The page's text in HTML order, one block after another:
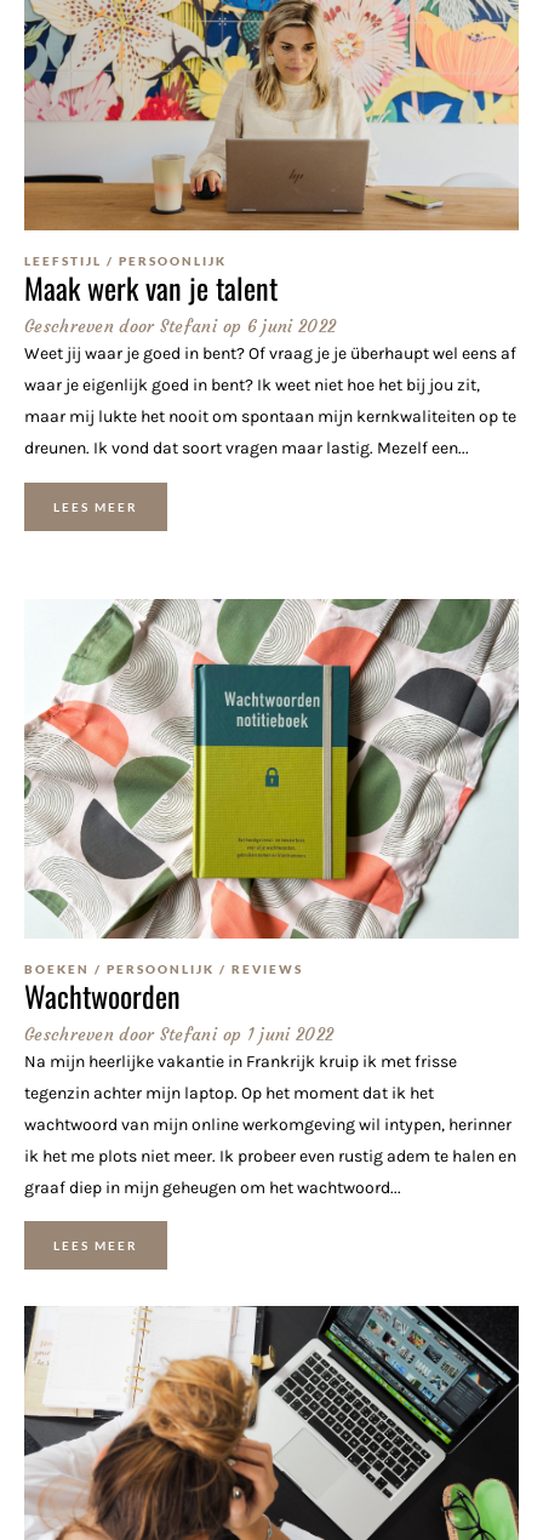
LEEFSTIJL / PERSOONLIJK
Maak werk van je talent
Geschreven doorStefani op 6 juni 2022
Weet jij waar je goed in bent? Of vraag je je überhaupt wel eens af
waar je eigenlijk goed in bent? Ik weet niet hoe het bij jou zit,
maar mij lukte het nooit om spontaan mijn kernkwaliteiten op te
dreunen. Ik vond dat soort vragen maar lastig. Mezelf een...
LEES MEER
BOEKEN / PERSOONLIJK / REVIEWS
Wachtwoorden
Geschreven doorStefani op 1 juni 2022
Na mijn heerlijke vakantie in Frankrijk kruip ik met frisse
tegenzin achter mijn laptop. Op het moment dat ik het
wachtwoord van mijn online werkomgeving wil intypen, herinner
ik het me plots niet meer. Ik probeer even rustig adem te halen en
graaf diep in mijn geheugen om het wachtwoord...
LEES MEER